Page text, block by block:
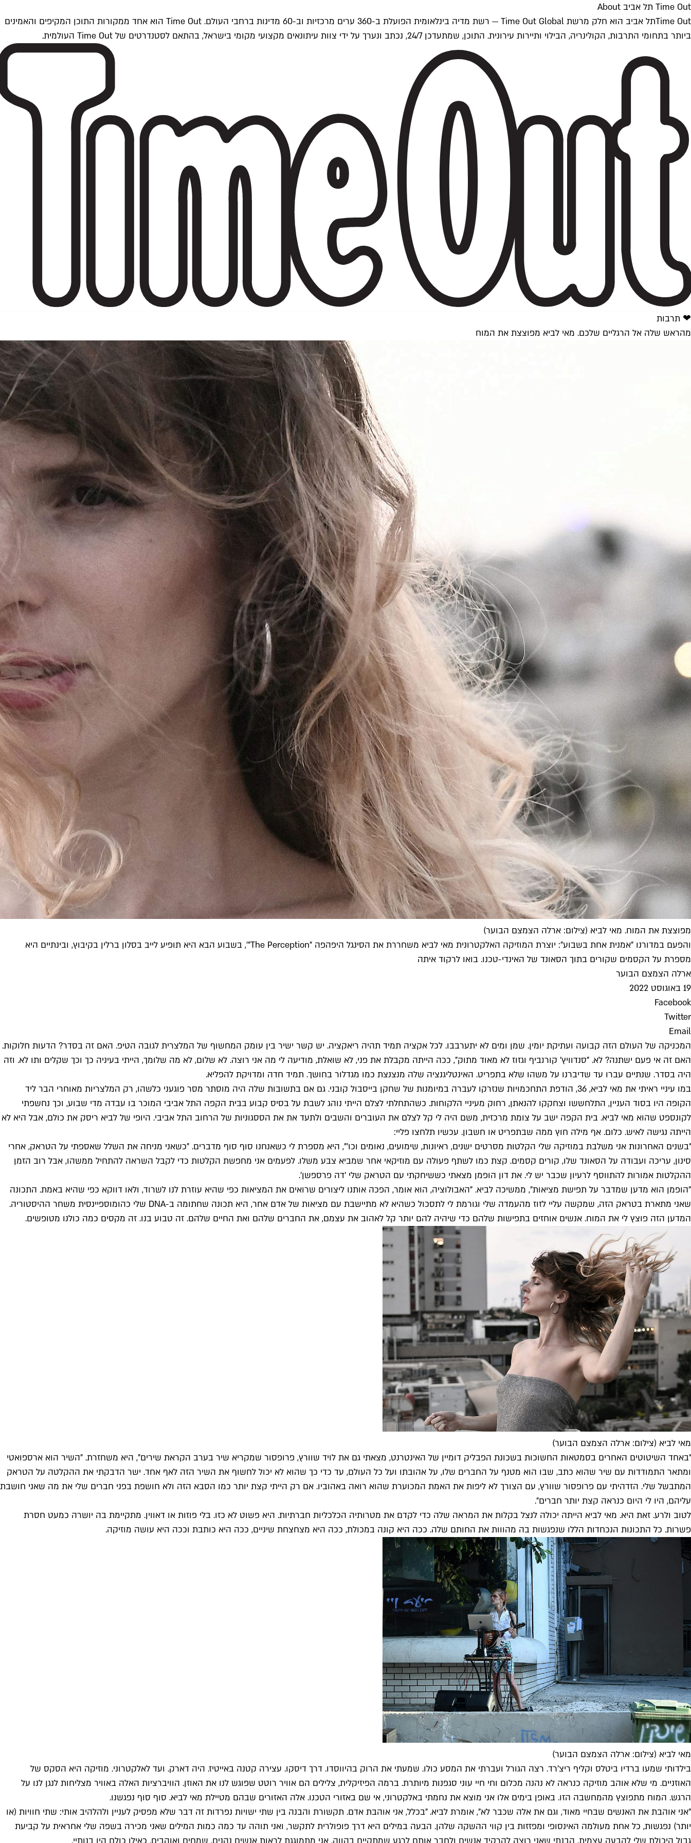
Time Out תל אביב About
Time Outתל אביב הוא חלק מרשת Time Out Global — רשת מדיה בינלאומית הפועלת ב-360 ערים מרכזיות וב-60 מדינות ברחבי העולם. Time Out הוא אחד ממקורות התוכן המקיפים והאמינים
ביותר בתחומי התרבות, הקולינריה, הבילוי ותיירות עירונית. התוכן, שמתעדכן 24/7, נכתב ונערך על ידי צוות עיתונאים מקצועי מקומי בישראל, בהתאם לסטנדרטים של Time Out העולמית.
❤ תרבות
מהראש שלה אל הרגליים שלכם. מאי לביא מפוצצת את המוח
מפוצצת את המוח. מאי לביא (צילום: ארלה הצמצם הבוער)
והפעם במדורנו "אמנית אחת בשבוע": יוצרת המוזיקה האלקטרונית מאי לביא משחררת את הסינגל היפהפה "The Perception"', בשבוע הבא היא תופיע לייב בסלון ברלין בקיבוץ, ובינתיים היא
מספרת על הקסמים שקורים בתוך הסאונד של האינדי-טכנו. בואו לרקוד איתה
ארלה הצמצם הבוער
19 באוגוסט 2022
Facebook
Twitter
Email
המכניקה של העולם הזה קבועה ועתיקת יומין. שמן ומים לא יתערבבו. לכל אקציה תמיד תהיה ריאקציה. יש קשר ישיר בין עומק המחשוף של המלצרית לגובה הטיפ. האם זה בסדר? הדעות חלוקות.
האם זה אי פעם ישתנה? לא. "סנדוויץ' קורנביף וגזוז לא מאוד מתוק", ככה הייתה מקבלת את פני, לא שואלת, מודיעה לי מה אני רוצה. לא שלום, לא מה שלומך, הייתי בעיניה כך וכך שקלים ותו לא. וזה
היה בסדר. שנתיים עברו עד שדיברנו על משהו שלא בתפריט. האינטליגנציה שלה מנצנצת כמו מגדלור בחושך. תמיד חדה ומדויקת להפליא.
במו עיניי ראיתי את מאי לביא, 36, הודפת התחכמויות שנזרקו לעברה במיומנות של שחקן בייסבול קובני. גם אם בתשובות שלה היה מוסתר מסר פוגעני כלשהו, רק המלצריות מאוחרי הבר ליד
הקופה היו בסוד העניין, התלחששו וצחקקו להנאתן, רחוק מעיניי הלקוחות. כשהתחלתי לצלם הייתי נוהג לשבת על בסיס קבוע בבית הקפה התל אביבי המוכר בו עבדה מדי שבוע, וכך נחשפתי
לקונספט שהוא מאי לביא. בית הקפה ישב על צומת מרכזית, משם היה לי קל לצלם את העוברים והשבים ולתעד את את הססגוניות של הרחוב התל אביבי. היופי של לביא ריסק את כולם, אבל היא לא
הייתה נגישה לאיש. כלום. אף מילה חוץ ממה שבתפריט או חשבון. עכשיו תלחצו פליי:
"בשנים האחרונות אני משלבת במוזיקה שלי הקלטות מסרטים ישנים, ראיונות, שימועים, נאומים וכו'", היא מספרת לי כשאנחנו סוף סוף מדברים. "כשאני מניחה את השלל שאספתי על הטראק, אחרי
סינון, עריכה ועבודה על הסאונד שלו, קורים קסמים. קצת כמו לשתף פעולה עם מוזיקאי אחר שמביא צבע משלו. לפעמים אני מחפשת הקלטות כדי לקבל השראה להתחיל ממשהו, אבל רוב הזמן
ההקלטות אמורות להתווסף לרעיון שכבר יש לי. את דון הופמן מצאתי כששיחקתי עם הטראק שלי 'דה פרספשן'.
"הופמן הוא מדען שמדבר על תפישת מציאות", ממשיכה לביא. "האבולוציה, הוא אומר, הפכה אותנו ליצורים שרואים את המציאות כפי שהיא עוזרת לנו לשרוד, ולאו דווקא כפי שהיא באמת. התכונה
שאני מתארת בטראק הזה, שמקשה עליי לזוז מהעמדה שלי וגורמת לי לתסכול כשהיא לא מתיישבת עם מציאות של אדם אחר, היא תכונה שחתומה ב-DNA שלי כהומוספיינסית משחר ההיסטוריה.
המדען הזה פוצץ לי את המוח. אנשים אוחזים בתפישות שלהם כדי שיהיה להם יותר קל לאהוב את עצמם, את החברים שלהם ואת החיים שלהם. זה טבוע בנו. זה מקסים כמה כולנו מטופשים.
מאי לביא (צילום: ארלה הצמצם הבוער)
"באחד השיטוטים האחרים בסמטאות החשוכות בשכונת הפבליק דומיין של האינטרנט, מצאתי גם את לויד שוורץ, פרופסור שמקריא שיר בערב הקראת שירים", היא משחזרת. "השיר הוא ארספואטי
ומתאר התמודדות עם שיר שהוא כתב, שבו הוא מטנף על החברים שלו, על אהובתו ועל כל העולם, עד כדי כך שהוא לא יכול לחשוף את השיר הזה לאף אחד. ישר הדבקתי את ההקלטה על הטראק
המתבשל שלי. הזדהיתי עם פרופסור שוורץ, עם הצורך לא ליפות את האמת המכוערת שהוא רואה באהוביו. אם רק הייתי קצת יותר כמו הסבא הזה ולא חושפת בפני חברים שלי את מה שאני חושבת
עליהם, היו לי היום כנראה קצת יותר חברים".
לטוב ולרע. זאת היא. מאי לביא הייתה יכולה לנצל בקלות את המראה שלה כדי לקדם את מטרותיה הכלכליות חברתיות. היא פשוט לא כזו. בלי פוזות או דאווין. מתקיימת בה יושרה כמעט חסרת
פשרות. כל התכונות הנכחדות הללו שנפגשות בה מהווות את החותם שלה. ככה היא קונה במכולת, ככה היא מצחצחת שיניים, ככה היא כותבת וככה היא עושה מוזיקה.
מאי לביא (צילום: ארלה הצמצם הבוער)
בילדותי שמעו ברדיו ביטלס וקליף ריצ'רד. רצה הגורל ועברתי את המסע כולו. שמעתי את הרוק בהיווסדו. דרך דיסקו. עצירה קטנה באייטיז. היה דארק. ועד לאלקטרוני. מוזיקה היא הסקס של
האוזניים. מי שלא אוהב מוזיקה כנראה לא נהנה מכלום וחי חיי עוני סגפנות מיותרת. ברמה הפיזיקלית, צלילים הם אוויר רוטט שפוגש לנו את האוזן. הוויברציות האלה באוויר מצליחות לנגן לנו על
הרגש. המוח מתפוצץ מהמחשבה הזו. באופן בימים אלו אני מוצא את נחמתי באלקטרוני, אי שם באזורי הטכנו. אלה האזורים שבהם מטיילת מאי לביא. סוף סוף נפגשנו.
"אני אוהבת את האנשים שבחיי מאוד, וגם את אלה שכבר לא", אומרת לביא. "בכלל, אני אוהבת אדם. תקשורת והבנה בין שתי ישויות נפרדות זה דבר שלא מפסיק לעניין ולהלהיב אותי: שתי חוויות (או
יותר) נפגשות, כל אחת מעולמה האינסופי ומפזזות בין קווי ההשקה שלהן. הבעה במילים היא דרך פופולרית לתקשר, ואני תוהה עד כמה כמות המילים שאני מכירה בשפה שלי אחראית על קביעת